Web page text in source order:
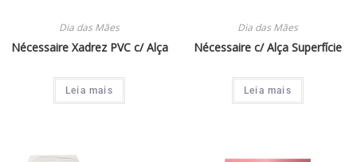
Dia das Mães
Nécessaire Xadrez PVC c/ Alça
Leia mais
Dia das Mães
Nécessaire c/ Alça Superfície
Leia mais